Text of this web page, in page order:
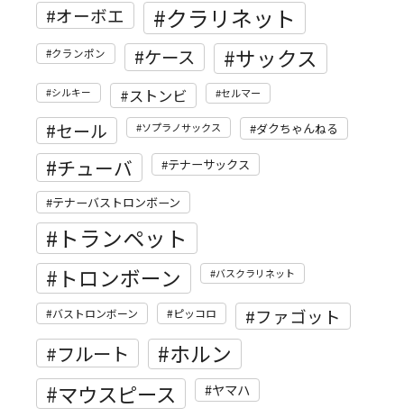
オーボエ クラリネット
クランポン ケース サックス
シルキー ストンビ セルマー
セール ソプラノサックス ダクちゃんねる
チューバ テナーサックス
テナーバストロンボーン
トランペット
トロンボーン バスクラリネット
バストロンボーン ピッコロ ファゴット
フルート ホルン
マウスピース ヤマハ